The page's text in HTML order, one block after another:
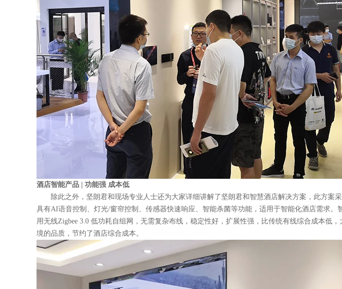
酒店智能产品 | 功能强 成本低
除此之外，坚朗君和现场专业人士还为大家详细讲解了坚朗君和智慧酒店解决方案，此方案
具有AI语音控制、灯光/窗帘控制、传感器快速响应、智能杀菌等功能，适用于智能化酒店需求。
用无线Zigbee 3.0 低功耗自组网，无需复杂布线，稳定性好，扩展性强，比传统有线综合成本低，
境的品质，节约了酒店综合成本。